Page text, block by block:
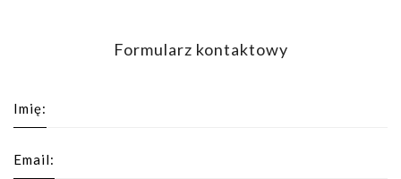
Formularz kontaktowy
Imię:
Email: